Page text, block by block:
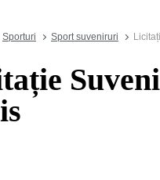
Sporturi Sport suveniruri